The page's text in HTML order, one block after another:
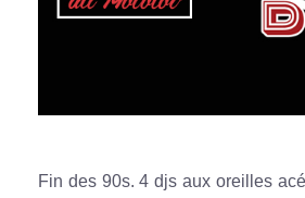
Fin des 90s. 4 djs aux oreilles